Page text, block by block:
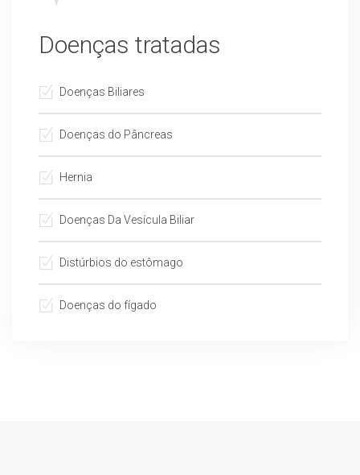
Doenças tratadas
Doenças Biliares
Doenças do Pâncreas
Hernia
Doenças Da Vesícula Biliar
Distúrbios do estômago
Doenças do fígado